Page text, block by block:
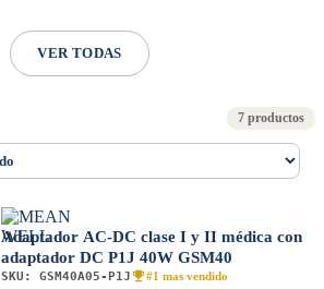
VER TODAS
7 productos
Adaptador AC-DC clase I y II médica con
adaptador DC P1J 40W GSM40
SKU: GSM40A05-P1J #1 mas vendido